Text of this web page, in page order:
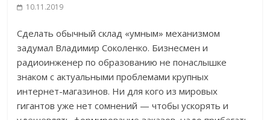
10.11.2019
Сделать обычный склад «умным» механизмом
задумал Владимир Соколенко. Бизнесмен и
радиоинженер по образованию не понаслышке
знаком с актуальными проблемами крупных
интернет-магазинов. Ни для кого из мировых
гигантов уже нет сомнений — чтобы ускорять и